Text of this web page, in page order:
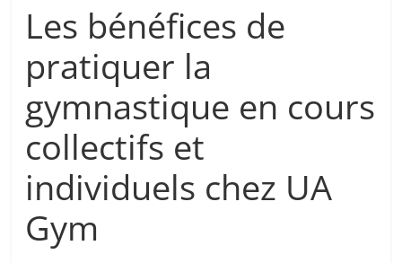
Les bénéfices de
pratiquer la
gymnastique en cours
collectifs et
individuels chez UA
Gym